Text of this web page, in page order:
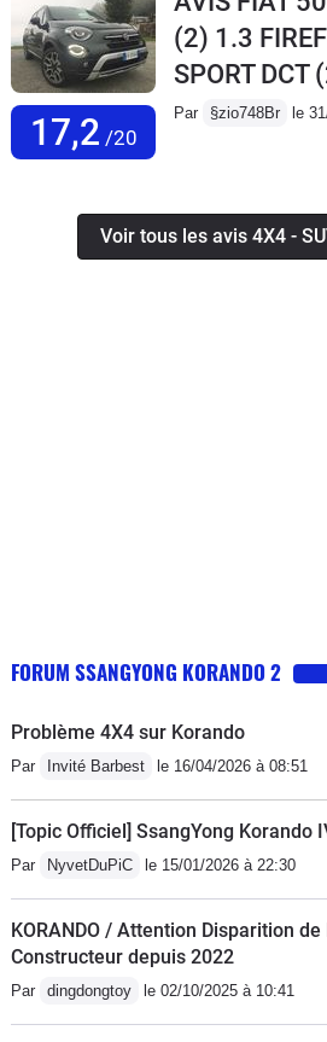
17,2 /20
(2) 1.3
SPORT DCT
Par §zio748Br le
Voir tous les avis 4X4 -
FORUM SSANGYONG KORANDO 2
Problème 4X4 sur Korando
Par Invité Barbest le 16/04/2026 à 08:51
[Topic Officiel] SsangYong Korando
Par NyvetDuPiC le 15/01/2026 à 22:30
KORANDO / Attention Disparition
Constructeur depuis 2022
Par dingdongtoy le 02/10/2025 à 10:41